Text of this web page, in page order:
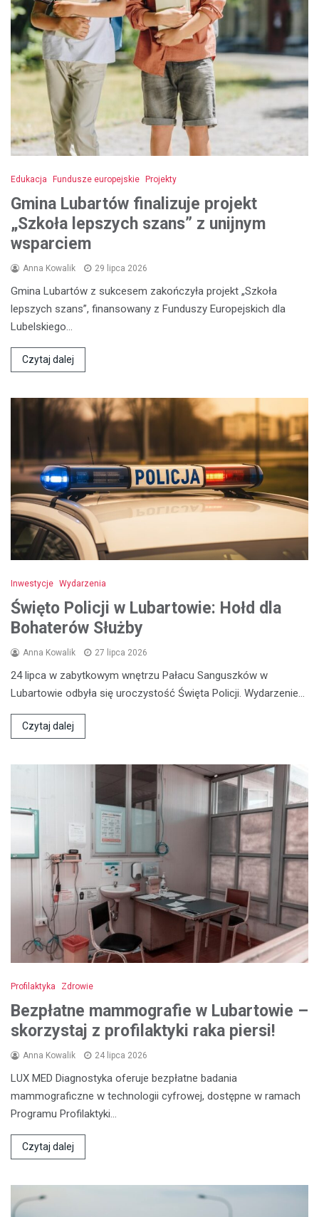
Edukacja Fundusze europejskie Projekty
Gmina Lubartów finalizuje projekt
„Szkoła lepszych szans” z unijnym
wsparciem
Anna Kowalik 29 lipca 2026
Gmina Lubartów z sukcesem zakończyła projekt „Szkoła
lepszych szans”, finansowany z Funduszy Europejskich dla
Lubelskiego…
Czytaj dalej
Inwestycje Wydarzenia
Święto Policji w Lubartowie: Hołd dla
Bohaterów Służby
Anna Kowalik 27 lipca 2026
24 lipca w zabytkowym wnętrzu Pałacu Sanguszków w
Lubartowie odbyła się uroczystość Święta Policji. Wydarzenie…
Czytaj dalej
Profilaktyka Zdrowie
Bezpłatne mammografie w Lubartowie –
skorzystaj z profilaktyki raka piersi!
Anna Kowalik 24 lipca 2026
LUX MED Diagnostyka oferuje bezpłatne badania
mammograficzne w technologii cyfrowej, dostępne w ramach
Programu Profilaktyki…
Czytaj dalej